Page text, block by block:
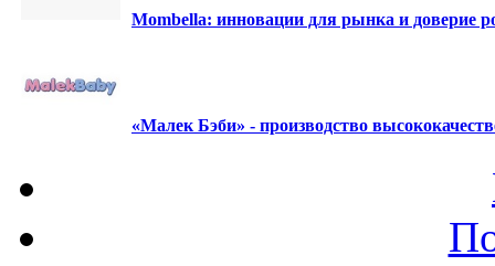
Mombella: инновации для рынка и доверие
«Малек Бэби» - производство